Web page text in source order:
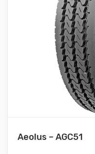
Aeolus – AGC51